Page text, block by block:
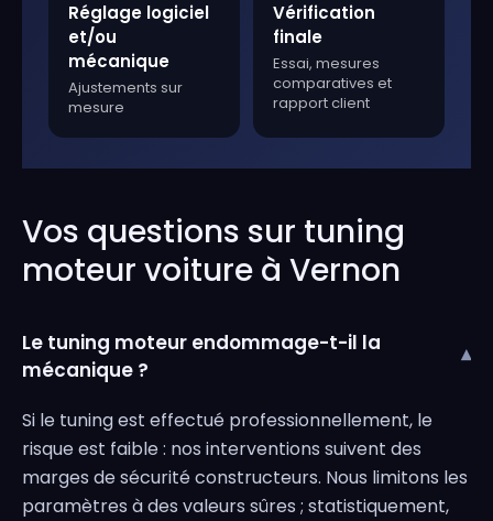
Réglage logiciel
et/ou
mécanique
Ajustements sur
mesure
Vérification
finale
Essai, mesures
comparatives et
rapport client
Vos questions sur tuning
moteur voiture à Vernon
Le tuning moteur endommage-t-il la
mécanique ?
▾
Si le tuning est effectué professionnellement, le
risque est faible : nos interventions suivent des
marges de sécurité constructeurs. Nous limitons les
paramètres à des valeurs sûres ; statistiquement,